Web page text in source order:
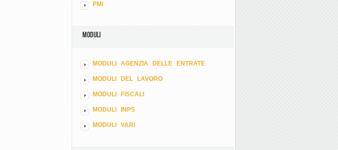
PMI
MODULI
MODULI AGENZIA DELLE ENTRATE
MODULI DEL LAVORO
MODULI FISCALI
MODULI INPS
MODULI VARI